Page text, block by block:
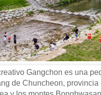
Gangchon es una
de Chuncheon,